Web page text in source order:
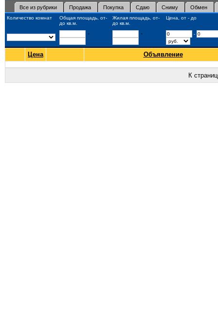
Все из рубрики Продажа Покупка Сдаю Сниму Обмен
Количество комнат
Общая площадь, от-
до кв.м.
Жилая площадь, от-
до кв.м.
Цена, от - до
- - -
Цена Объявление
К